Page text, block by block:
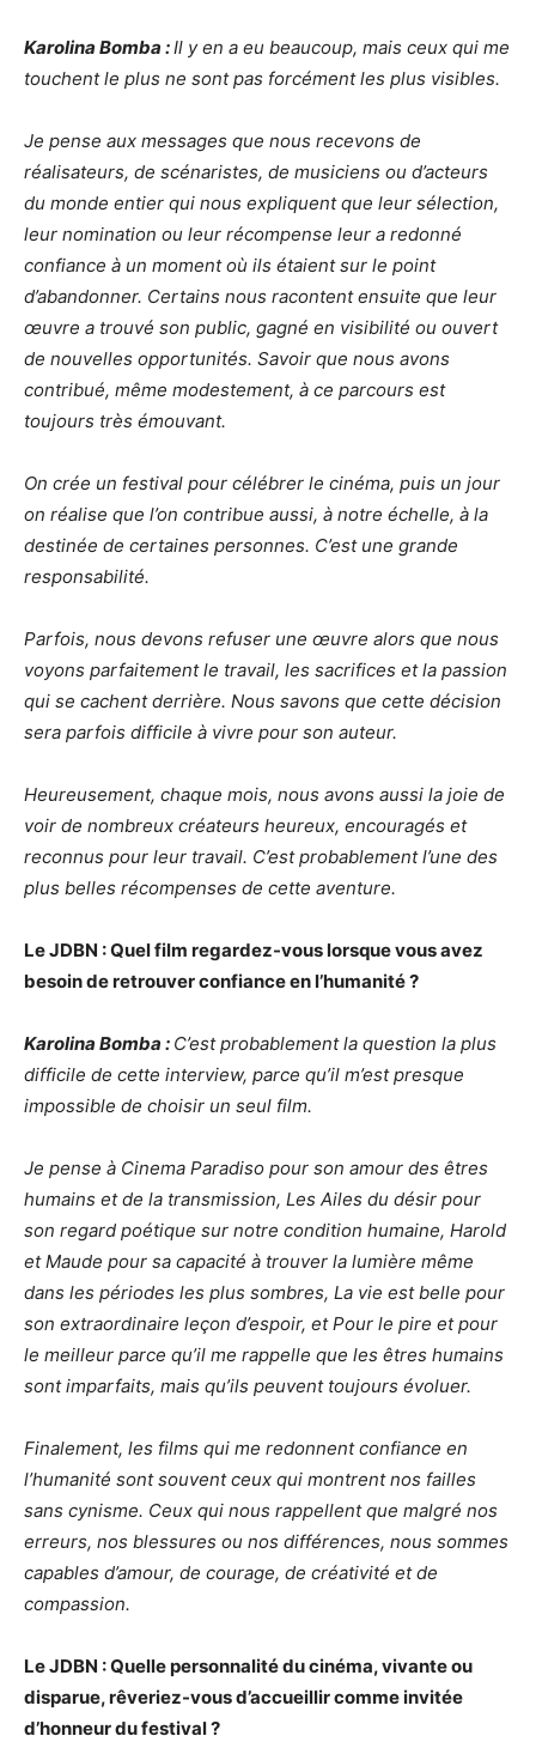
Karolina Bomba :Il y en a eu beaucoup, mais ceux qui me
touchent le plus ne sont pas forcément les plus visibles.
Je pense aux messages que nous recevons de
réalisateurs, de scénaristes, de musiciens ou d’acteurs
du monde entier qui nous expliquent que leur sélection,
leur nomination ou leur récompense leur a redonné
confiance à un moment où ils étaient sur le point
d’abandonner. Certains nous racontent ensuite que leur
œuvre a trouvé son public, gagné en visibilité ou ouvert
de nouvelles opportunités. Savoir que nous avons
contribué, même modestement, à ce parcours est
toujours très émouvant.
On crée un festival pour célébrer le cinéma, puis un jour
on réalise que l’on contribue aussi, à notre échelle, à la
destinée de certaines personnes. C’est une grande
responsabilité.
Parfois, nous devons refuser une œuvre alors que nous
voyons parfaitement le travail, les sacrifices et la passion
qui se cachent derrière. Nous savons que cette décision
sera parfois difficile à vivre pour son auteur.
Heureusement, chaque mois, nous avons aussi la joie de
voir de nombreux créateurs heureux, encouragés et
reconnus pour leur travail. C’est probablement l’une des
plus belles récompenses de cette aventure.
Le JDBN : Quel film regardez-vous lorsque vous avez
besoin de retrouver confiance en l’humanité ?
Karolina Bomba : C’est probablement la question la plus
difficile de cette interview, parce qu’il m’est presque
impossible de choisir un seul film.
Je pense à Cinema Paradiso pour son amour des êtres
humains et de la transmission, Les Ailes du désir pour
son regard poétique sur notre condition humaine, Harold
et Maude pour sa capacité à trouver la lumière même
dans les périodes les plus sombres, La vie est belle pour
son extraordinaire leçon d’espoir, et Pour le pire et pour
le meilleur parce qu’il me rappelle que les êtres humains
sont imparfaits, mais qu’ils peuvent toujours évoluer.
Finalement, les films qui me redonnent confiance en
l’humanité sont souvent ceux qui montrent nos failles
sans cynisme. Ceux qui nous rappellent que malgré nos
erreurs, nos blessures ou nos différences, nous sommes
capables d’amour, de courage, de créativité et de
compassion.
Le JDBN : Quelle personnalité du cinéma, vivante ou
disparue, rêveriez-vous d’accueillir comme invitée
d’honneur du festival ?